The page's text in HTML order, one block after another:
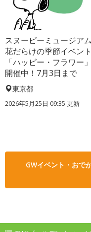
スヌーピーミュージア
花だらけの季節イベント
「ハッピー・フラワー
開催中！7月3日まで
東京都
2026年5月25日 09:35 更新
GWイベント・おで